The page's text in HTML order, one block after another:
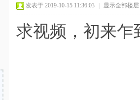
发表于 2019-10-15 11:36:03 显示全部楼层
求视频，初来乍